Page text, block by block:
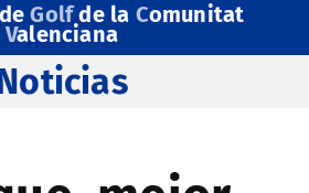
Golfde la Comunitat
Valenciana